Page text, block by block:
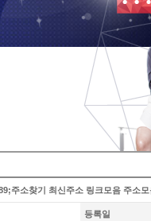
주소찾기 최신주소 링크모음 주소
등록일